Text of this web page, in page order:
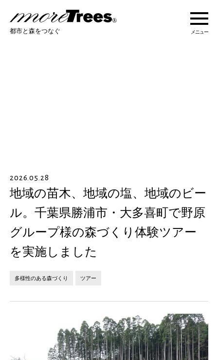
more trees
都市と森をつなぐ メニュー
あなたにできること
法人の方へ 個人の方へ
お問い合わせ
2026.05.28
地域の苗木、地域の塩、地域のビー
ル。千葉県勝浦市・大多喜町で野原
グループ様の森づくり体験ツアー
を実施しました
多様性のある森づくり ツアー